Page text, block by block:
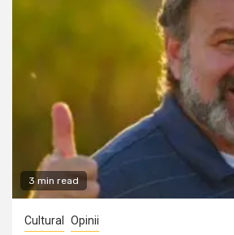
3 min read
Cultural Opinii